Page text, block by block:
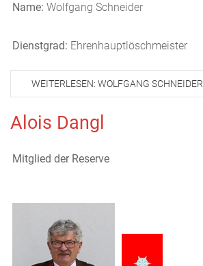
Name: Wolfgang Schneider
Dienstgrad: Ehrenhauptlöschmeister
WEITERLESEN: WOLFGANG SCHNEIDER
Alois Dangl
Mitglied der Reserve